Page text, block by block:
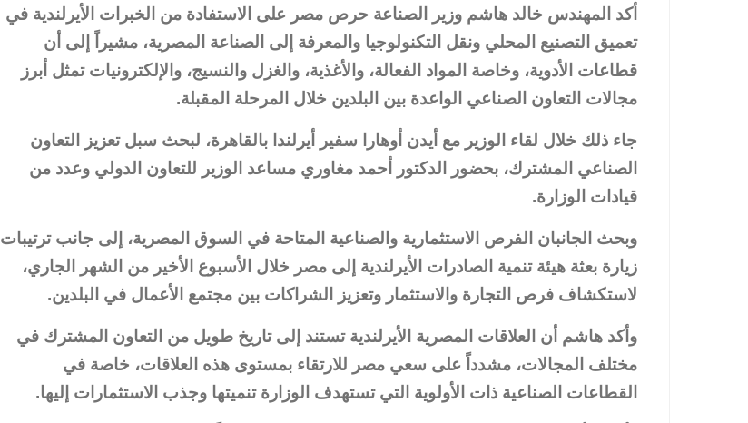
أكد المهندس خالد هاشم وزير الصناعة حرص مصر على الاستفادة من الخبرات الأيرلندية في
تعميق التصنيع المحلي ونقل التكنولوجيا والمعرفة إلى الصناعة المصرية، مشيراً إلى أن
قطاعات الأدوية، وخاصة المواد الفعالة، والأغذية، والغزل والنسيج، والإلكترونيات تمثل أبرز
مجالات التعاون الصناعي الواعدة بين البلدين خلال المرحلة المقبلة.
جاء ذلك خلال لقاء الوزير مع أيدن أوهارا سفير أيرلندا بالقاهرة، لبحث سبل تعزيز التعاون
الصناعي المشترك، بحضور الدكتور أحمد مغاوري مساعد الوزير للتعاون الدولي وعدد من
قيادات الوزارة.
وبحث الجانبان الفرص الاستثمارية والصناعية المتاحة في السوق المصرية، إلى جانب ترتيبات
زيارة بعثة هيئة تنمية الصادرات الأيرلندية إلى مصر خلال الأسبوع الأخير من الشهر الجاري،
لاستكشاف فرص التجارة والاستثمار وتعزيز الشراكات بين مجتمع الأعمال في البلدين.
وأكد هاشم أن العلاقات المصرية الأيرلندية تستند إلى تاريخ طويل من التعاون المشترك في
مختلف المجالات، مشدداً على سعي مصر للارتقاء بمستوى هذه العلاقات، خاصة في
القطاعات الصناعية ذات الأولوية التي تستهدف الوزارة تنميتها وجذب الاستثمارات إليها.